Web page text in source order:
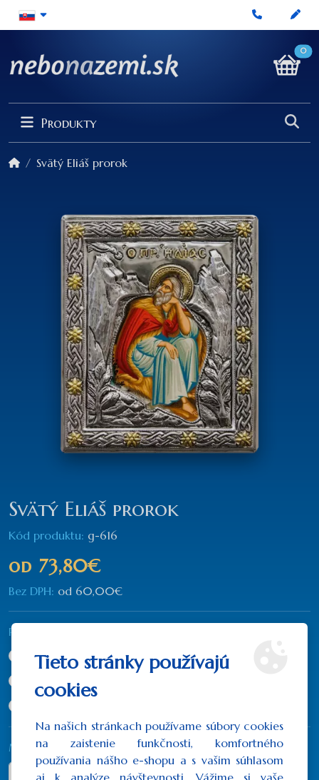
0
Produkty
Svätý Eliáš prorok
Svätý Eliáš prorok
Kód produktu: g-616
od 73,80€
Bez DPH: od 60,00€
Rozmer
11x9 cm(73,80€)
15x12 cm
Množstvo
Tieto stránky používajú
cookies
Na našich stránkach používame súbory cookies
na zaistenie funkčnosti, komfortného
používania nášho e-shopu a s vašim súhlasom
aj k analýze návštevnosti. Vážime si vaše